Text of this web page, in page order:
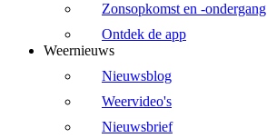
Zonsopkomst en -ondergang
Ontdek de app
Weernieuws
Nieuwsblog
Weervideo's
Nieuwsbrief